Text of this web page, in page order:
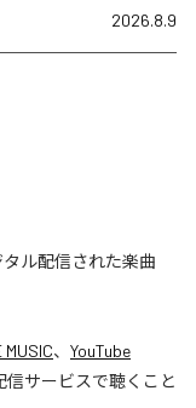
2026.8.9
タル配信された楽曲
MUSIC、 YouTube
信サービスで聴くこと